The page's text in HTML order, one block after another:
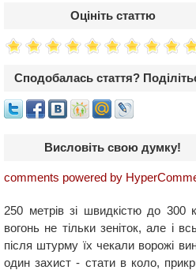
Оцініть статтю
Сподобалась стаття?
Висловіть свою думку!
comments powered by
250 метрів зі швидкістю до 300
вогонь не тільки зеніток, але і
після штурму їх чекали ворожі
один захист - стати в коло,